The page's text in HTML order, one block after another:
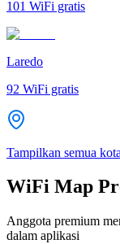
101 WiFi gratis
Laredo
92 WiFi gratis
Tampilkan semua kota
WiFi Map
Anggota premium
dalam aplikasi